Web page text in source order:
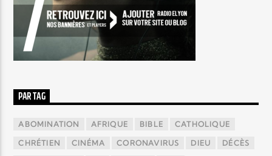
PAR TAG
ABOMINATION AFRIQUE BIBLE CATHOLIQUE
CHRÉTIEN CINÉMA CORONAVIRUS DIEU DÉCÈS